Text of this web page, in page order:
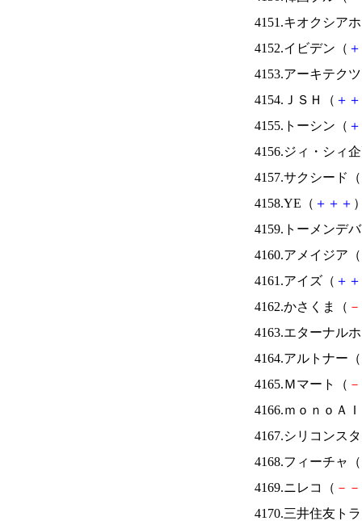
4151.キオクシア
4152.イビデン（ ＋
4153.アーキテク
4154.ＪＳＨ（ ＋ ＋
4155.トーシン（ ＋
4156.ジィ・シィ
4157.サクシード（
4158.YE（ ＋ ＋ ＋
4159.トーメンデ
4160.アメイジア（
4161.アイズ（ ＋ ＋
4162.かさくま（ －
4163.エターナル
4164.アルトナー（
4165.Ｍマート（ －
4166.ｍｏｎｏＡ
4167.シリコンス
4168.フィーチャ（
4169.ニレコ（ － －
4170.三井住友ト